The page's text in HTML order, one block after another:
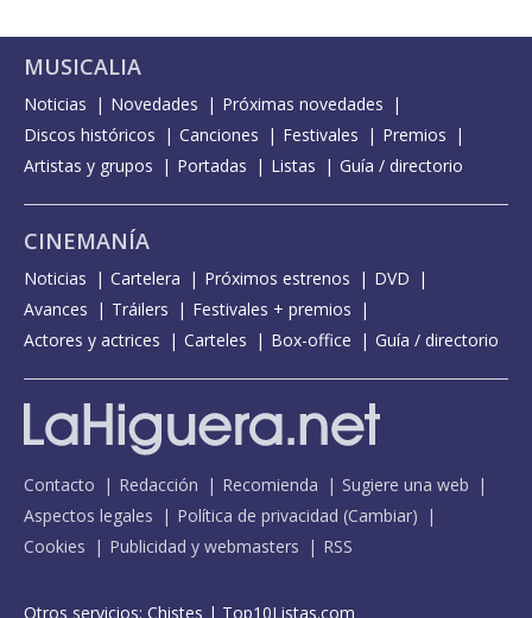
MUSICALIA
Noticias Novedades
Próximas novedades
Discos históricos
Canciones Festivales
Premios
Artistas y grupos
Portadas Listas Guía / directorio
CINEMANÍA
Noticias Cartelera Próximos estrenos
DVD
Avances
Tráilers
Festivales + premios
Actores y actrices
Carteles Box-office Guía / directorio
Contacto Redacción Recomienda
Sugiere una web
Aspectos legales
Política de privacidad (Cambiar)
Cookies
Publicidad y webmasters RSS
Otros servicios: Chistes | Top10Listas.com